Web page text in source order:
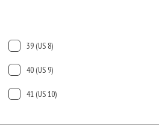
39 (US 8)
40 (US 9)
41 (US 10)